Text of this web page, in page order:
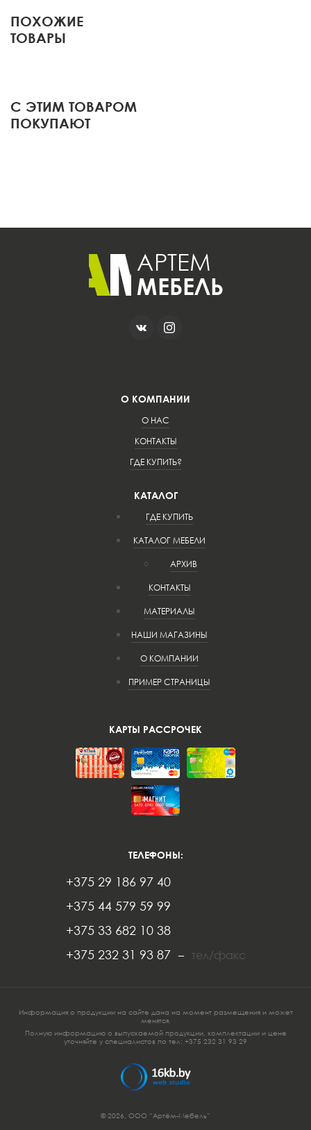
ПОХОЖИЕ
ТОВАРЫ
С ЭТИМ ТОВАРОМ
ПОКУПАЮТ
О КОМПАНИИ
О НАС
КОНТАКТЫ
ГДЕ КУПИТЬ?
КАТАЛОГ
ГДЕ КУПИТЬ
КАТАЛОГ МЕБЕЛИ
АРХИВ
КОНТАКТЫ
МАТЕРИАЛЫ
НАШИ МАГАЗИНЫ
О КОМПАНИИ
ПРИМЕР СТРАНИЦЫ
КАРТЫ РАССРОЧЕК
ТЕЛЕФОНЫ:
+375 29 186 97 40
+375 44 579 59 99
+375 33 682 10 38
+375 232 31 93 87 – тел/факс
© 2026, ООО “Артём-Мебель”
Информация о продукции на сайте дана на момент размещения и может
менятся.
Полную информацию о выпускаемой продукции, комплектации и цене
уточняйте у специалистов по тел: +375 232 31 93 29